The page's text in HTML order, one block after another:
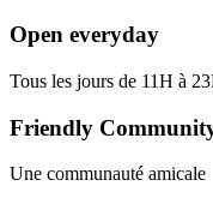
Open everyday
Tous les jours de 11H à
Friendly
Une communauté amicale